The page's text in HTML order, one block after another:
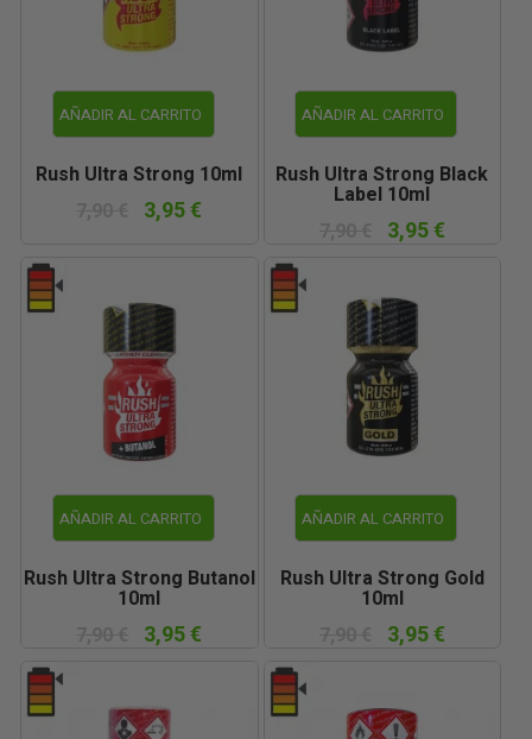
AÑADIR AL CARRITO
Rush Ultra Strong 10ml
3,95 €
AÑADIR AL CARRITO
Rush Ultra Strong Black
Label 10ml
3,95 €
AÑADIR AL CARRITO
Rush Ultra Strong Butanol
10ml
3,95 €
AÑADIR AL CARRITO
Rush Ultra Strong Gold
10ml
3,95 €